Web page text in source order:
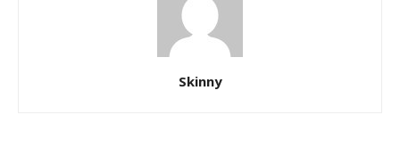
Skinny